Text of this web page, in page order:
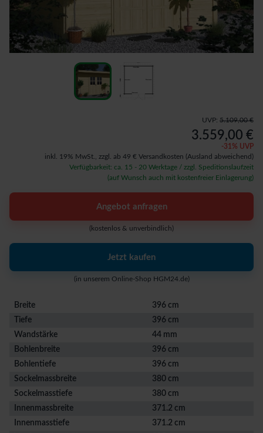
UVP: 5.109,00 €
3.559,00 €
-31 % UVP
inkl. 19% MwSt., zzgl. ab 49 € Versandkosten (Ausland abweichend)
Verfügbarkeit: ca. 15 - 20 Werktage / zzgl. Speditionslaufzeit
(auf Wunsch auch mit kostenfreier Einlagerung)
Angebot anfragen
(kostenlos & unverbindlich)
Jetzt kaufen
(in unserem Online-Shop HGM24.de)
Breite
396 cm
Tiefe
396 cm
Wandstärke
44 mm
Bohlenbreite
396 cm
Bohlentiefe
396 cm
Sockelmassbreite
380 cm
Sockelmasstiefe
380 cm
Innenmassbreite
371.2 cm
Innenmasstiefe
371.2 cm